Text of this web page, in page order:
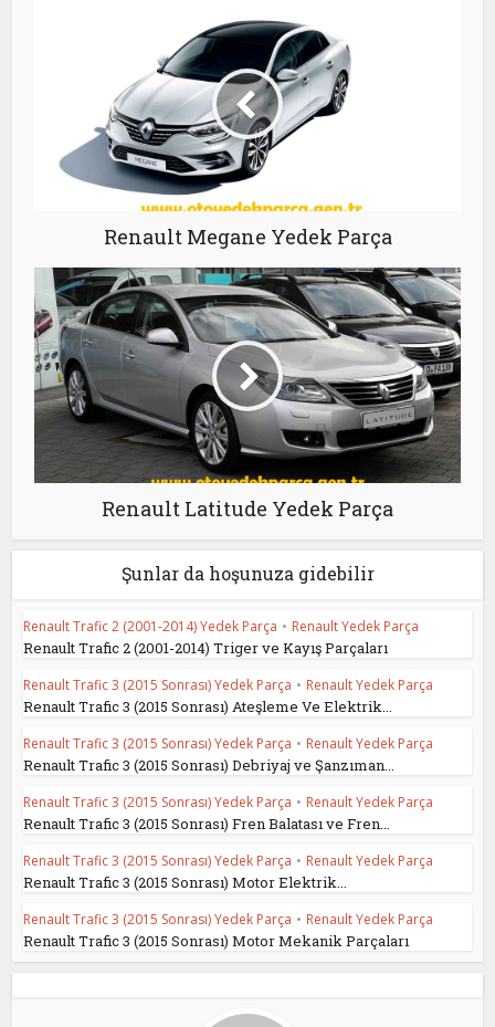
Renault Megane Yedek Parça
Renault Latitude Yedek Parça
Şunlar da hoşunuza gidebilir
Renault Trafic 2 (2001-2014) Yedek Parça • Renault Yedek Parça
Renault Trafic 2 (2001-2014) Triger ve Kayış Parçaları
Renault Trafic 3 (2015 Sonrası) Yedek Parça • Renault Yedek Parça
Renault Trafic 3 (2015 Sonrası) Ateşleme Ve Elektrik...
Renault Trafic 3 (2015 Sonrası) Yedek Parça • Renault Yedek Parça
Renault Trafic 3 (2015 Sonrası) Debriyaj ve Şanzıman...
Renault Trafic 3 (2015 Sonrası) Yedek Parça • Renault Yedek Parça
Renault Trafic 3 (2015 Sonrası) Fren Balatası ve Fren...
Renault Trafic 3 (2015 Sonrası) Yedek Parça • Renault Yedek Parça
Renault Trafic 3 (2015 Sonrası) Motor Elektrik...
Renault Trafic 3 (2015 Sonrası) Yedek Parça • Renault Yedek Parça
Renault Trafic 3 (2015 Sonrası) Motor Mekanik Parçaları